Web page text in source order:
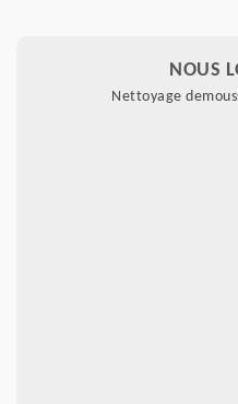
NOUS
Nettoyage